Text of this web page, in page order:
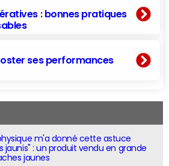
: bonnes pratiques
ses performances
m'a donné cette astuce
: un produit vendu en grande
jaunes